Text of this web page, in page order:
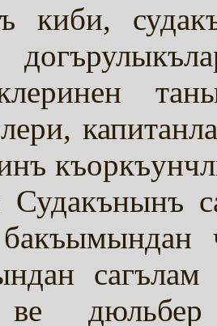
киби,
Судакънынъ
дюльбер